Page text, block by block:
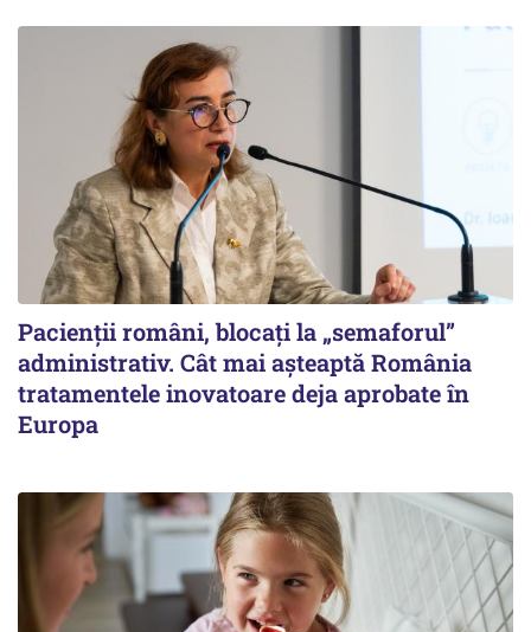
Pacienții români, blocați la „semaforul”
administrativ. Cât mai așteaptă România
tratamentele inovatoare deja aprobate în
Europa